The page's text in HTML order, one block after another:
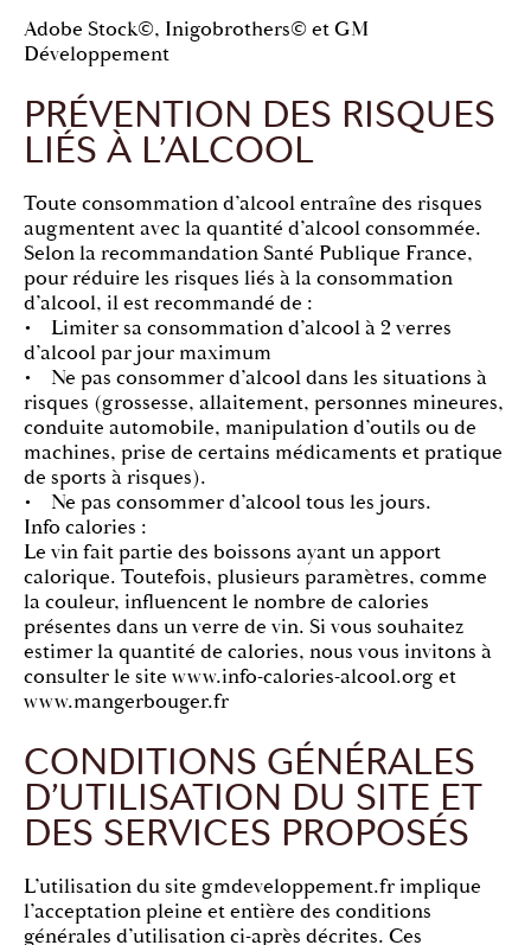
Adobe Stock©, Inigobrothers© et GM
Développement
PRÉVENTION DES RISQUES
LIÉS À L’ALCOOL
Toute consommation d’alcool entraîne des risques
augmentent avec la quantité d’alcool consommée.
Selon la recommandation Santé Publique France,
pour réduire les risques liés à la consommation
d’alcool, il est recommandé de :
• Limiter sa consommation d’alcool à 2 verres
d’alcool par jour maximum
• Ne pas consommer d’alcool dans les situations à
risques (grossesse, allaitement, personnes mineures,
conduite automobile, manipulation d’outils ou de
machines, prise de certains médicaments et pratique
de sports à risques).
• Ne pas consommer d’alcool tous les jours.
Info calories :
Le vin fait partie des boissons ayant un apport
calorique. Toutefois, plusieurs paramètres, comme
la couleur, influencent le nombre de calories
présentes dans un verre de vin. Si vous souhaitez
estimer la quantité de calories, nous vous invitons à
consulter le site www.info-calories-alcool.org et
www.mangerbouger.fr
CONDITIONS GÉNÉRALES
D’UTILISATION DU SITE ET
DES SERVICES PROPOSÉS
L’utilisation du site gmdeveloppement.fr implique
l’acceptation pleine et entière des conditions
générales d’utilisation ci-après décrites. Ces